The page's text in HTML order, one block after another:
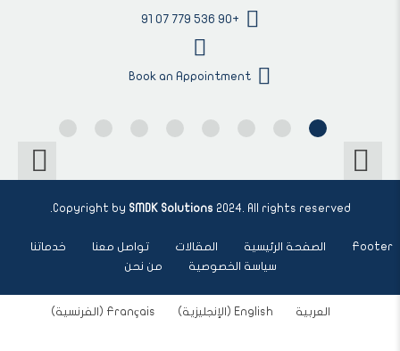
+90 536 779 07 91
Book an Appointment
Copyright by SMDK Solutions 2024. All rights reserved.
Footer الصفحة الرئيسية المقالات تواصل معنا
خدماتنا
سياسة الخصوصية
من نحن
العربية English
(الإنجليزية)
Français
(الفرنسية)